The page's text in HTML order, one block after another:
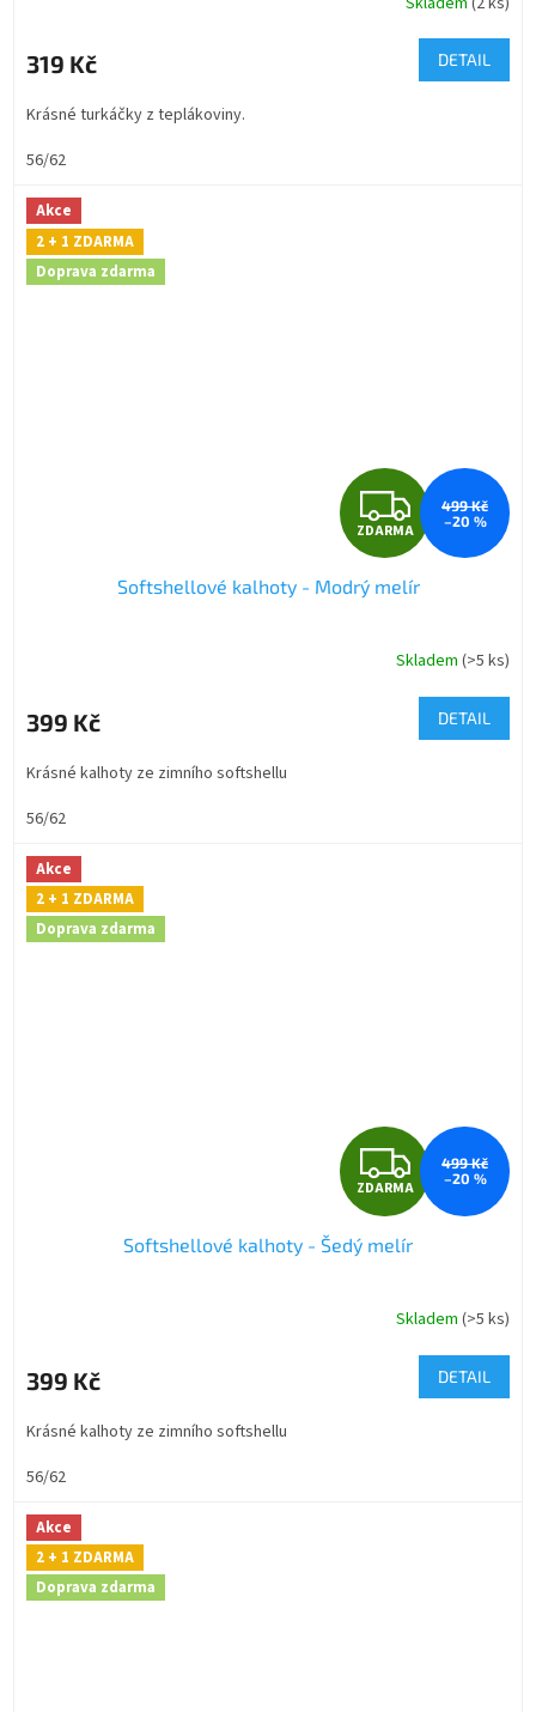
M
A
319 Kč DETAIL
Krásné turkáčky z teplákoviny.
56/62
Akce
2 + 1 ZDARMA
Doprava zdarma
Z
D
A
R
M
A
ZDARMA
499 Kč
–20 %
Softshellové kalhoty - Modrý melír
produktu
je
z
hvězdiček.
Skladem(>5 ks)
399 Kč DETAIL
Krásné kalhoty ze zimního softshellu
56/62
Akce
2 + 1 ZDARMA
Doprava zdarma
Z
D
A
R
M
A
ZDARMA
499 Kč
–20 %
Softshellové kalhoty - Šedý melír
Skladem (>5 ks)
399 Kč DETAIL
Krásné kalhoty ze zimního softshellu
56/62
Akce
2 + 1 ZDARMA
Doprava zdarma